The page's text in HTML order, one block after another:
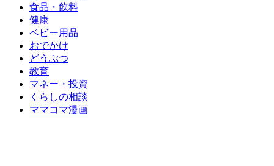
食品・飲料
健康
ベビー用品
おでかけ
どうぶつ
教育
マネー・投資
くらしの相談
ママコマ漫画